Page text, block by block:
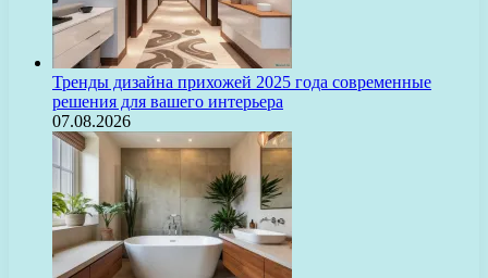
Тренды дизайна прихожей 2025 года современные
решения для вашего интерьера
07.08.2026